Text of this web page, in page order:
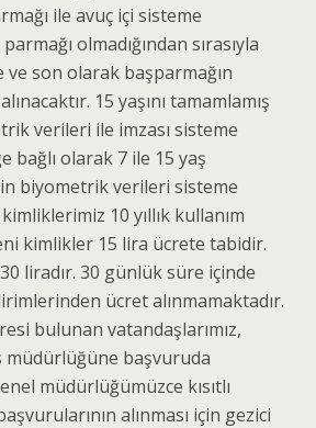
ile avuç içi sisteme
olmadığından sırasıyla
ve son olarak başparmağın
15 yaşını tamamlamış
verileri ile imzası sisteme
bağlı olarak 7 ile 15 yaş
biyometrik verileri sisteme
10 yıllık kullanım
kimlikler 15 lira ücrete tabidir.
liradır. 30 günlük süre içinde
ücret alınmamaktadır.
bulunan vatandaşlarımız,
başvuruda
müdürlüğümüzce kısıtlı
alınması için gezici